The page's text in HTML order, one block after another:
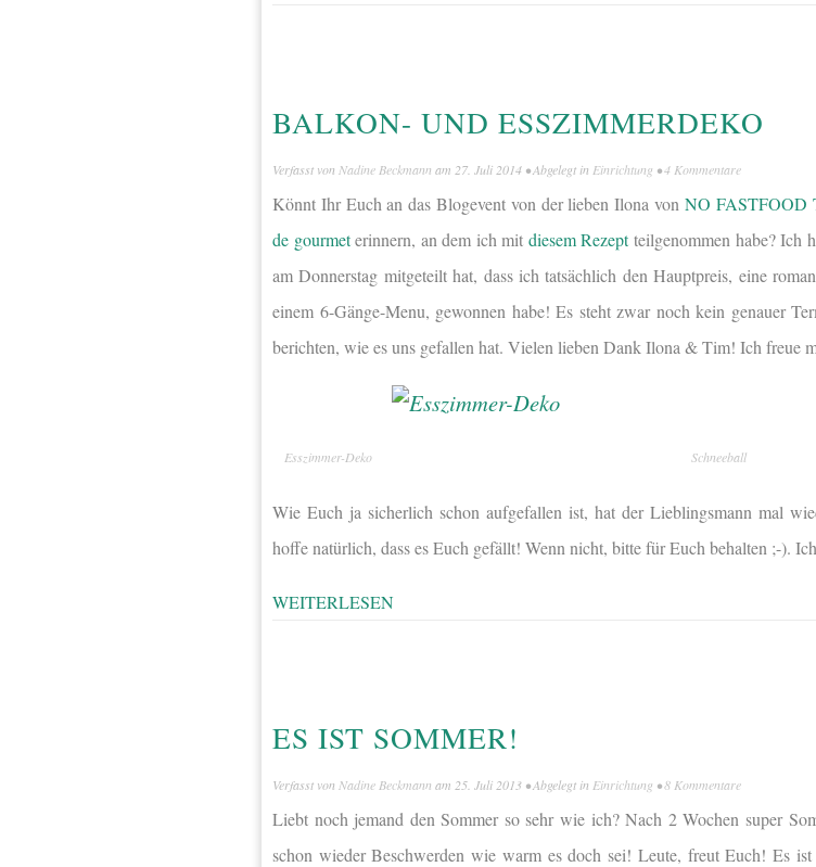
BALKON- UND ESSZIMMERDEKO
Verfasst von Nadine Beckmann am 27. Juli 2014 • Abgelegt in Einrichtung •4 Kommentare
Könnt Ihr Euch an das Blogevent von der lieben Ilona von NO FASTFOOD
de gourmeterinnern, an dem ich mit diesem Rezeptteilgenommen habe? Ich
am Donnerstag mitgeteilt hat, dass ich tatsächlich den Hauptpreis, eine
einem 6-Gänge-Menu, gewonnen habe! Es steht zwar noch kein genauer
berichten, wie es uns gefallen hat. Vielen lieben Dank Ilona & Tim! Ich freue
Esszimmer-Deko Schneeball
Wie Euch ja sicherlich schon aufgefallen ist, hat der Lieblingsmann mal
hoffe natürlich, dass es Euch gefällt! Wenn nicht, bitte für Euch behalten ;-).
WEITERLESEN
ES IST SOMMER!
Verfasst von Nadine Beckmann am 25. Juli 2013 • Abgelegt in Einrichtung •8 Kommentare
Liebt noch jemand den Sommer so sehr wie ich? Nach 2 Wochen super
schon wieder Beschwerden wie warm es doch sei! Leute, freut Euch! Es